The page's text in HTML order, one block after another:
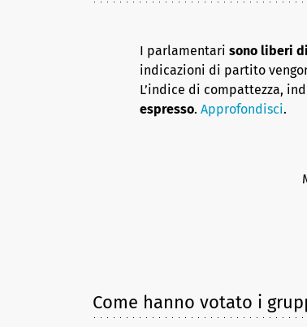
I parlamentari sono liberi
indicazioni di partito
L’indice di compattezza,
espresso. Approfondisci.
Come hanno votato i